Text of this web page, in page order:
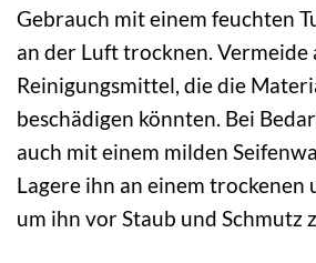
Gebrauch mit einem feuchten
an der Luft trocknen. Vermeide
Reinigungsmittel, die die
beschädigen könnten. Bei
auch mit einem milden
Lagere ihn an einem trockenen
um ihn vor Staub und Schmutz